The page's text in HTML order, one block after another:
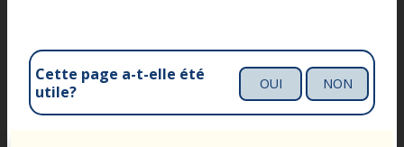
Cette page a-t-elle été
utile?
OUI NON